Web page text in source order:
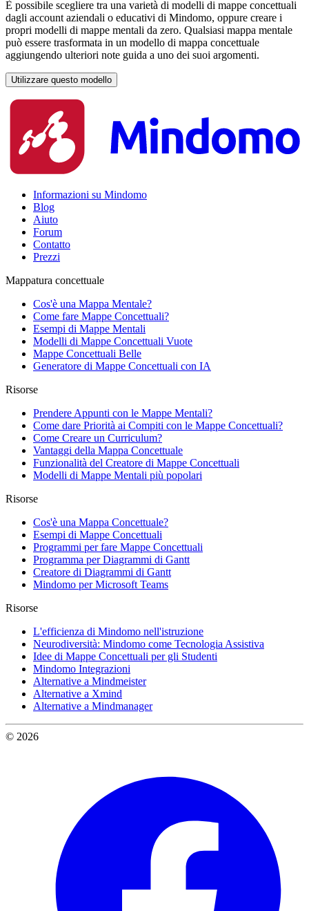
È possibile scegliere tra una varietà di modelli di mappe concettuali
dagli account aziendali o educativi di Mindomo, oppure creare i
propri modelli di mappe mentali da zero. Qualsiasi mappa mentale
può essere trasformata in un modello di mappa concettuale
aggiungendo ulteriori note guida a uno dei suoi argomenti.
Utilizzare questo modello
Informazioni su Mindomo
Blog
Aiuto
Forum
Contatto
Prezzi
Mappatura concettuale
Cos'è una Mappa Mentale?
Come fare Mappe Concettuali?
Esempi di Mappe Mentali
Modelli di Mappe Concettuali Vuote
Mappe Concettuali Belle
Generatore di Mappe Concettuali con IA
Risorse
Prendere Appunti con le Mappe Mentali?
Come dare Priorità ai Compiti con le Mappe Concettuali?
Come Creare un Curriculum?
Vantaggi della Mappa Concettuale
Funzionalità del Creatore di Mappe Concettuali
Modelli di Mappe Mentali più popolari
Risorse
Cos'è una Mappa Concettuale?
Esempi di Mappe Concettuali
Programmi per fare Mappe Concettuali
Programma per Diagrammi di Gantt
Creatore di Diagrammi di Gantt
Mindomo per Microsoft Teams
Risorse
L'efficienza di Mindomo nell'istruzione
Neurodiversità: Mindomo come Tecnologia Assistiva
Idee di Mappe Concettuali per gli Studenti
Mindomo Integrazioni
Alternative a Mindmeister
Alternative a Xmind
Alternative a Mindmanager
© 2026